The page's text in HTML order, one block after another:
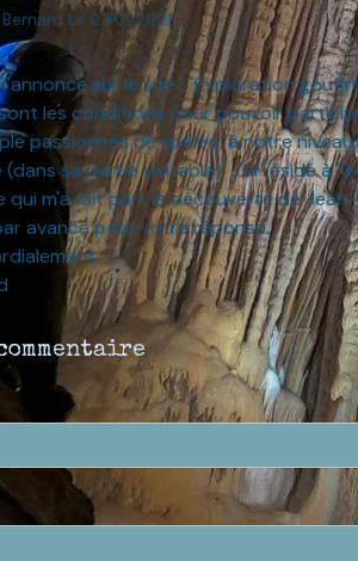
Bernard Le 27/01/2021
sur le site : "Exploration
les conditions pour pouvoir
passionnés de spéléo, à notre
(dans sa partie visitable). J'ai résidé à
qui m'a fait part la découverte de Jean-
avance pour votre réponse.